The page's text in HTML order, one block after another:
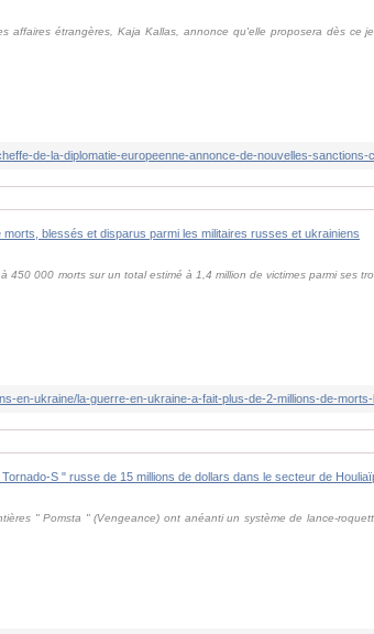
affaires étrangères, Kaja Kallas, annonce qu'elle proposera dès ce
000 morts sur un total estimé à 1,4 million de victimes parmi ses
" Pomsta " (Vengeance) ont anéanti un système de lance-